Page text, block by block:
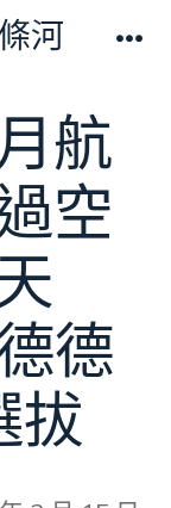
河
航
空
德
拔